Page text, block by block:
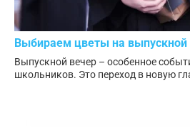
Выбираем цветы на выпускной
Выпускной вечер – особенное
школьников. Это переход в новую